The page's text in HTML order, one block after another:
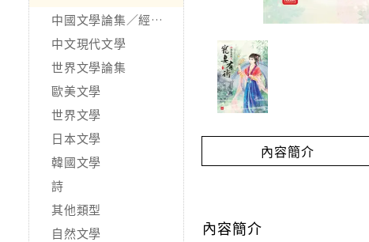
中國文學論集／經典作品
中文現代文學
世界文學論集
歐美文學
世界文學
日本文學
韓國文學
詩
其他類型
自然文學
內容簡介
內容簡介